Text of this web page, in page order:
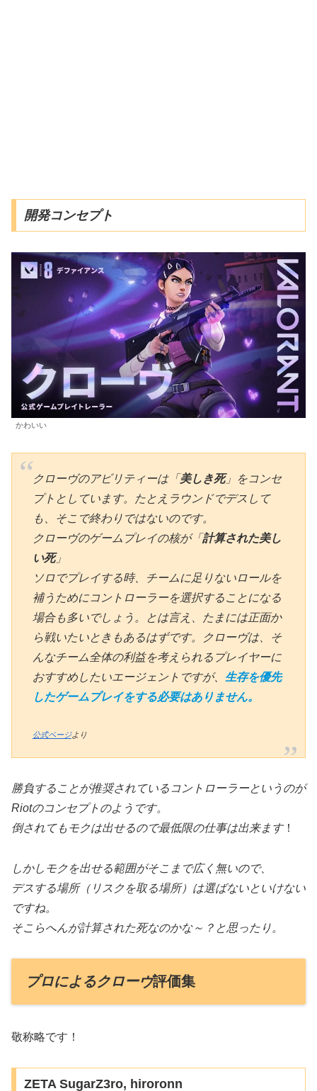
開発コンセプト
かわいい
クローヴのアビリティーは「 美しき死」をコンセ
プトとしています。たとえラウンドでデスして
も、そこで終わりではないのです。
クローヴのゲームプレイの核が「計算された美し
い死」
ソロでプレイする時、チームに足りないロールを
補うためにコントローラーを選択することになる
場合も多いでしょう。とは言え、たまには正面か
ら戦いたいときもあるはずです。クローヴは、そ
んなチーム全体の利益を考えられるプレイヤーに
おすすめしたいエージェントですが、 生存を優先
したゲームプレイをする必要はありません。
公式ページより
勝負することが推奨されているコントローラーというのが
Riotのコンセプトのようです。
倒されてもモクは出せるので最低限の仕事は出来ます！
しかしモクを出せる範囲がそこまで広く無いので、
デスする場所（リスクを取る場所）は選ばないといけない
ですね。
そこらへんが計算された死なのかな～？と思ったり。
プロによるクローヴ評価集
敬称略です！
ZETA SugarZ3ro, hiroronn